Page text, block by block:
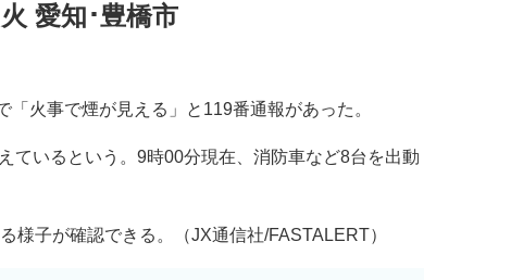
愛知･豊橋市
火事で煙が見える」と119番通報があった。
ているという。9時00分現在、消防車など8台を出動
様子が確認できる。（JX通信社/FASTALERT）